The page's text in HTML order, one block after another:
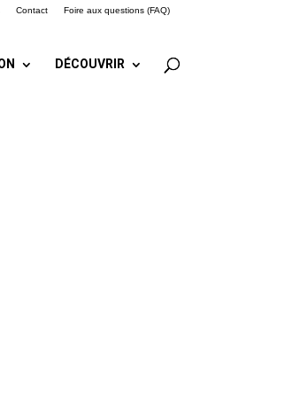
Contact Foire aux questions (FAQ)
DÉCOUVRIR